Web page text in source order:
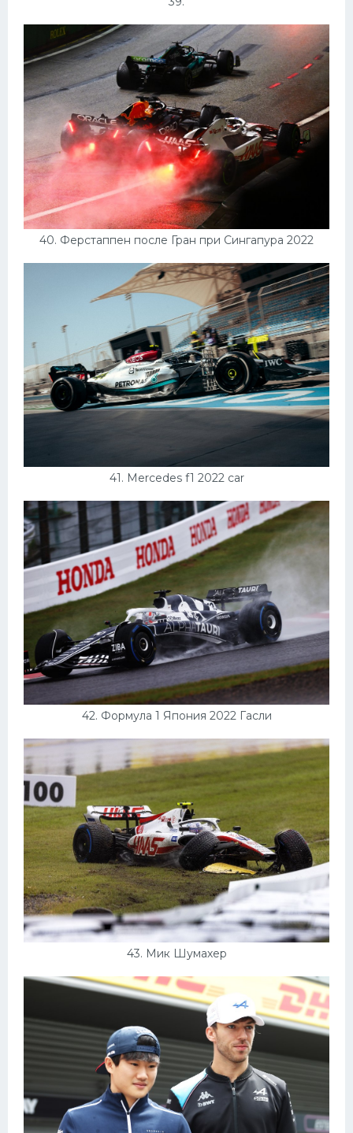
40. Ферстаппен после Гран при Сингапура 2022
41. Mercedes f1 2022 car
42. Формула 1 Япония 2022 Гасли
43. Мик Шумахер